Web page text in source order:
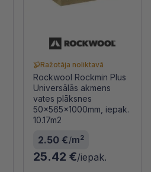
Ražotāja noliktavā
Rockwool Rockmin Plus
Universālās akmens
vates plāksnes
50x565x1000mm, iepak.
10.17m2
2.50 €/m2
25.42 €/iepak.